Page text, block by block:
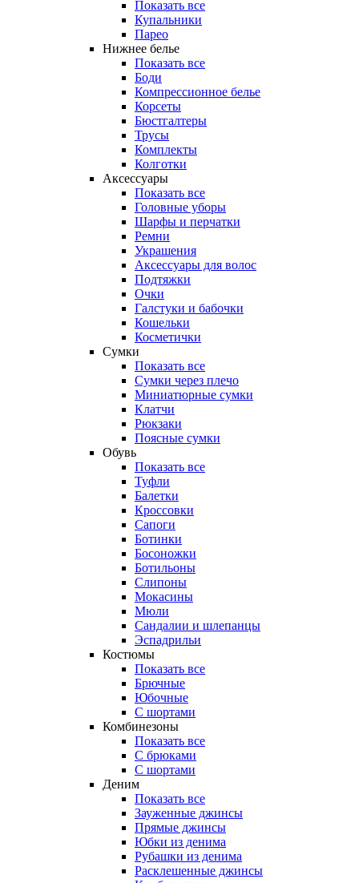
Показать все
Купальники
Парео
Нижнее белье
Показать все
Боди
Компрессионное белье
Корсеты
Бюстгалтеры
Трусы
Комплекты
Колготки
Аксессуары
Показать все
Головные уборы
Шарфы и перчатки
Ремни
Украшения
Аксессуары для волос
Подтяжки
Очки
Галстуки и бабочки
Кошельки
Косметички
Сумки
Показать все
Сумки через плечо
Миниатюрные cумки
Клатчи
Рюкзаки
Поясные сумки
Обувь
Показать все
Туфли
Балетки
Кроссовки
Сапоги
Ботинки
Босоножки
Ботильоны
Слипоны
Мокасины
Мюли
Сандалии и шлепанцы
Эспадрильи
Костюмы
Показать все
Брючные
Юбочные
С шортами
Комбинезоны
Показать все
С брюками
С шортами
Деним
Показать все
Зауженные джинсы
Прямые джинсы
Юбки из денима
Рубашки из денима
Расклешенные джинсы